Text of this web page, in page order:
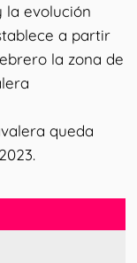
la evolución
a partir
la zona de
queda